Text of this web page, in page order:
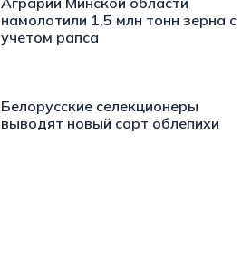
намолотили 1,5 млн тонн зерна с
учетом рапса
Белорусские селекционеры
выводят новый сорт облепихи